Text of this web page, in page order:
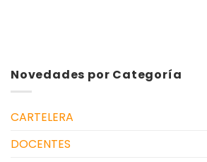
Novedades por Categoría
CARTELERA
DOCENTES